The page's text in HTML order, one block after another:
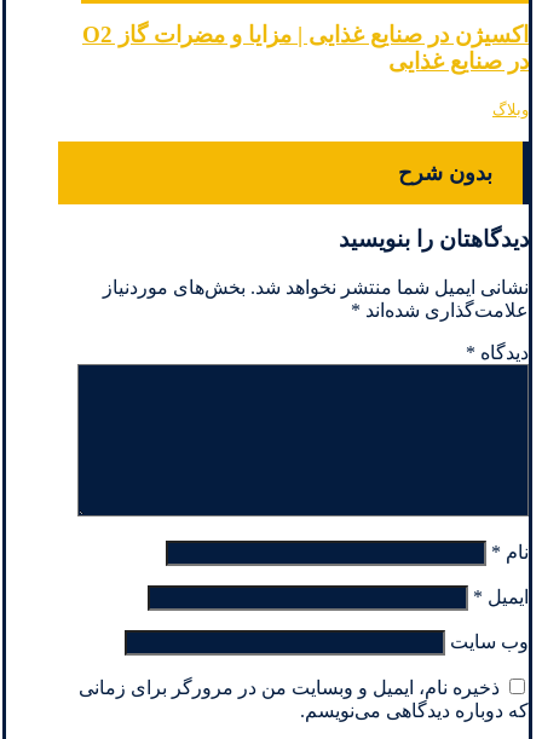
اکسیژن در صنایع غذایی | مزایا و مضرات گاز O2
در صنایع غذایی
وبلاگ
بدون شرح
دیدگاهتان را بنویسید
نشانی ایمیل شما منتشر نخواهد شد. بخش‌های موردنیاز
علامت‌گذاری شده‌اند *
دیدگاه *
نام *
ایمیل *
وب‌ سایت
ذخیره نام، ایمیل و وبسایت من در مرورگر برای زمانی
که دوباره دیدگاهی می‌نویسم.